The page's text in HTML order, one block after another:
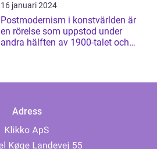
16 januari 2024
Postmodernism i konstvärlden är
en rörelse som uppstod under
andra hälften av 1900-talet och
Adress